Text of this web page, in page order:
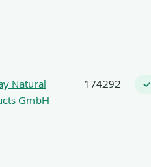
Natural
GmbH
174292 ✓